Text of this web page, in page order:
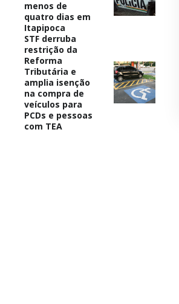
menos de
quatro dias em
Itapipoca
STF derruba
restrição da
Reforma
Tributária e
amplia isenção
na compra de
veículos para
PCDs e pessoas
com TEA